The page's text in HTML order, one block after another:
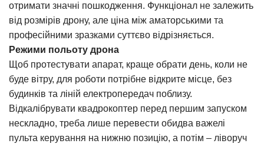
отримати значні пошкодження. Функціонал не залежить
від розмірів дрону, але ціна між аматорськими та
професійними зразками суттєво відрізняється.
Режими польоту дрона
Щоб протестувати апарат, краще обрати день, коли не
буде вітру, для роботи потрібне відкрите місце, без
будинків та ліній електропередач поблизу.
Відкалібрувати квадрокоптер перед першим запуском
нескладно, треба лише перевести обидва важелі
пульта керування на нижню позицію, а потім – ліворуч